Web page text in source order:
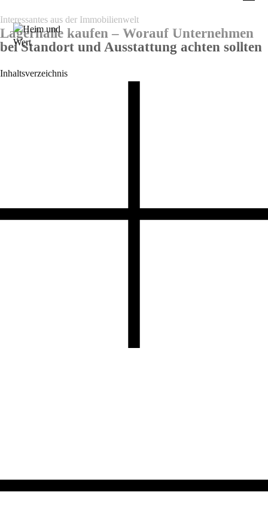
Interessantes aus der Immobilienwelt
Lagerhalle kaufen – Worauf Unternehmen
bei Standort und Ausstattung achten sollten
Inhaltsverzeichnis